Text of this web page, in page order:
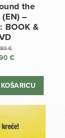
the
–
BOOK &
€
Izvorna
bila
€
cijena